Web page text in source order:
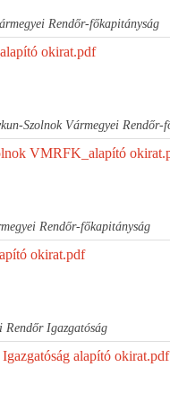
Rendőr-főkapitányság
okirat.pdf
Szolnok Vármegyei Rendőr-
VMRFK_alapító
Rendőr-főkapitányság
okirat.pdf
Rendőr Igazgatóság
alapító okirat.pdf